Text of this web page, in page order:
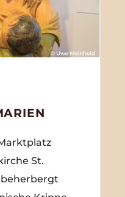
St.
beherbergt